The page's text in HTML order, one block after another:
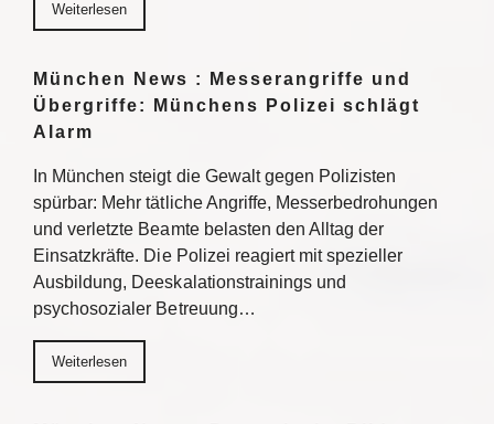
Weiterlesen
München News : Messerangriffe und
Übergriffe: Münchens Polizei schlägt
Alarm
In München steigt die Gewalt gegen Polizisten
spürbar: Mehr tätliche Angriffe, Messerbedrohungen
und verletzte Beamte belasten den Alltag der
Einsatzkräfte. Die Polizei reagiert mit spezieller
Ausbildung, Deeskalationstrainings und
psychosozialer Betreuung…
Weiterlesen